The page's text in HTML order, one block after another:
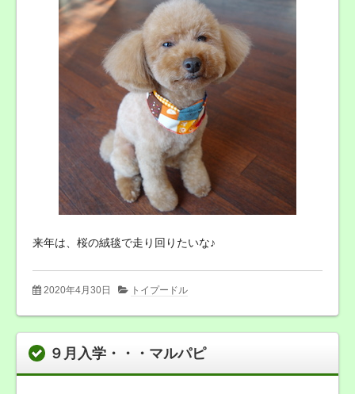
来年は、桜の絨毯で走り回りたいな♪
2020年4月30日 トイプードル
９月入学・・・マルパピ